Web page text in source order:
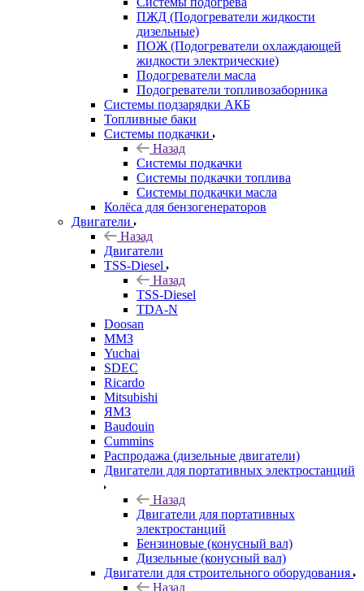
ПЖД (Подогреватели жидкости
дизельные)
ПОЖ (Подогреватели охлаждающей
жидкости электрические)
Подогреватели масла
Подогреватели топливозаборника
Системы подзарядки АКБ
Топливные баки
Системы подкачки
Назад
Системы подкачки
Системы подкачки топлива
Системы подкачки масла
Колёса для бензогенераторов
Двигатели
Назад
Двигатели
TSS-Diesel
Назад
TSS-Diesel
TDA-N
Doosan
ММЗ
Yuchai
SDEC
Ricardo
Mitsubishi
ЯМЗ
Baudouin
Cummins
Распродажа (дизельные двигатели)
Двигатели для портативных электростанций
Назад
Двигатели для портативных
электростанций
Бензиновые (конусный вал)
Дизельные (конусный вал)
Двигатели для строительного оборудования
Назад